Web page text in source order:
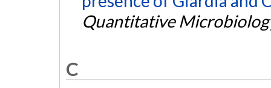
Quantitative
C